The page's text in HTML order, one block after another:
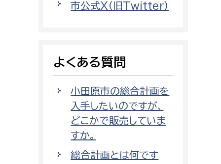
情報司令課
警防第2課
監査事務局
監査事務局
市公式X（旧Twitter）
よくある質問
小田原市の総合計画を
入手したいのですが、
どこかで販売していま
すか。
総合計画とは何です